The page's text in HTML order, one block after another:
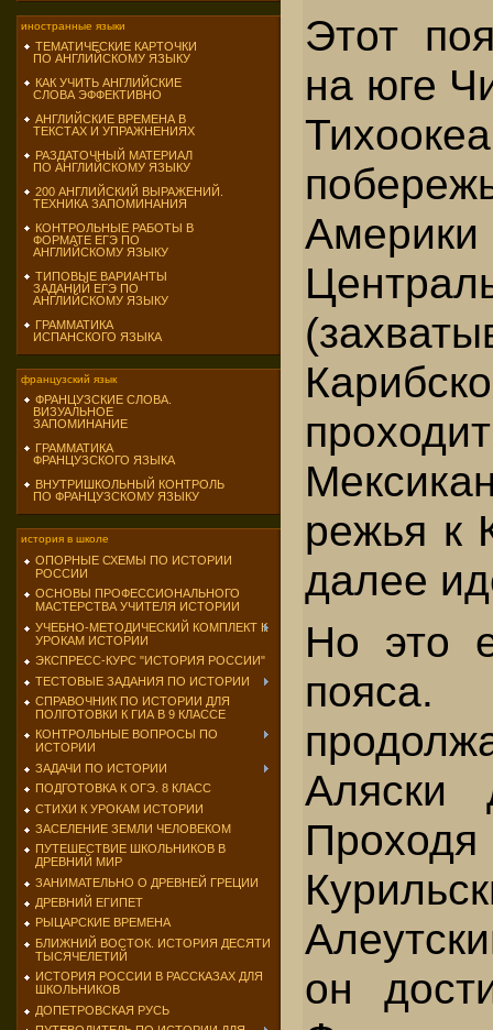
иностранные языки
ТЕМАТИЧЕСКИЕ КАРТОЧКИ
ПО АНГЛИЙСКОМУ ЯЗЫКУ
КАК УЧИТЬ АНГЛИЙСКИЕ
СЛОВА ЭФФЕКТИВНО
АНГЛИЙСКИЕ ВРЕМЕНА В
ТЕКСТАХ И УПРАЖНЕНИЯХ
РАЗДАТОЧНЫЙ МАТЕРИАЛ
ПО АНГЛИЙСКОМУ ЯЗЫКУ
200 АНГЛИЙСКИЙ ВЫРАЖЕНИЙ.
ТЕХНИКА ЗАПОМИНАНИЯ
КОНТРОЛЬНЫЕ РАБОТЫ В
ФОРМАТЕ ЕГЭ ПО
АНГЛИЙСКОМУ ЯЗЫКУ
ТИПОВЫЕ ВАРИАНТЫ
ЗАДАНИЙ ЕГЭ ПО
АНГЛИЙСКОМУ ЯЗЫКУ
ГРАММАТИКА
ИСПАНСКОГО ЯЗЫКА
французский язык
ФРАНЦУЗСКИЕ СЛОВА.
ВИЗУАЛЬНОЕ
ЗАПОМИНАНИЕ
ГРАММАТИКА
ФРАНЦУЗСКОГО ЯЗЫКА
ВНУТРИШКОЛЬНЫЙ КОНТРОЛЬ
ПО ФРАНЦУЗСКОМУ ЯЗЫКУ
история в школе
ОПОРНЫЕ СХЕМЫ ПО ИСТОРИИ
РОССИИ
ОСНОВЫ ПРОФЕССИОНАЛЬНОГО
МАСТЕРСТВА УЧИТЕЛЯ ИСТОРИИ
УЧЕБНО-МЕТОДИЧЕСКИЙ КОМПЛЕКТ К
УРОКАМ ИСТОРИИ
ЭКСПРЕСС-КУРС "ИСТОРИЯ РОССИИ"
ТЕСТОВЫЕ ЗАДАНИЯ ПО ИСТОРИИ
СПРАВОЧНИК ПО ИСТОРИИ ДЛЯ
ПОЛГОТОВКИ К ГИА В 9 КЛАССЕ
КОНТРОЛЬНЫЕ ВОПРОСЫ ПО
ИСТОРИИ
ЗАДАЧИ ПО ИСТОРИИ
ПОДГОТОВКА К ОГЭ. 8 КЛАСС
СТИХИ К УРОКАМ ИСТОРИИ
ЗАСЕЛЕНИЕ ЗЕМЛИ ЧЕЛОВЕКОМ
ПУТЕШЕСТВИЕ ШКОЛЬНИКОВ В
ДРЕВНИЙ МИР
ЗАНИМАТЕЛЬНО О ДРЕВНЕЙ ГРЕЦИИ
ДРЕВНИЙ ЕГИПЕТ
РЫЦАРСКИЕ ВРЕМЕНА
БЛИЖНИЙ ВОСТОК. ИСТОРИЯ ДЕСЯТИ
ТЫСЯЧЕЛЕТИЙ
ИСТОРИЯ РОССИИ В РАССКАЗАХ ДЛЯ
ШКОЛЬНИКОВ
ДОПЕТРОВСКАЯ РУСЬ
Этот
на юге
режья к
далее
Но это
Аляски
он